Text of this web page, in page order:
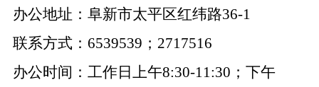
办公地址：阜新市太平区红纬路36-1
联系方式：6539539；2717516
办公时间：工作日上午8:30-11:30；下午